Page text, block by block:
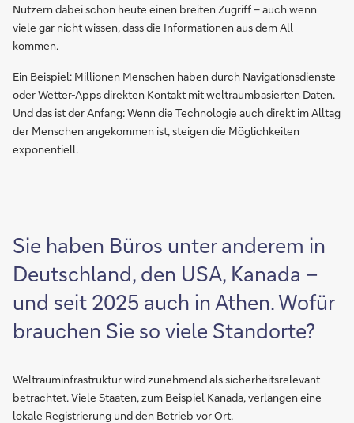
Nutzern dabei schon heute einen breiten Zugriff – auch wenn
viele gar nicht wissen, dass die Informationen aus dem All
kommen.
Ein Beispiel: Millionen Menschen haben durch Navigationsdienste
oder Wetter-Apps direkten Kontakt mit weltraumbasierten Daten.
Und das ist der Anfang: Wenn die Technologie auch direkt im Alltag
der Menschen angekommen ist, steigen die Möglichkeiten
exponentiell.
Sie haben Büros unter anderem in
Deutschland, den USA, Kanada –
und seit 2025 auch in Athen. Wofür
brauchen Sie so viele Standorte?
Weltrauminfrastruktur wird zunehmend als sicherheitsrelevant
betrachtet. Viele Staaten, zum Beispiel Kanada, verlangen eine
lokale Registrierung und den Betrieb vor Ort.